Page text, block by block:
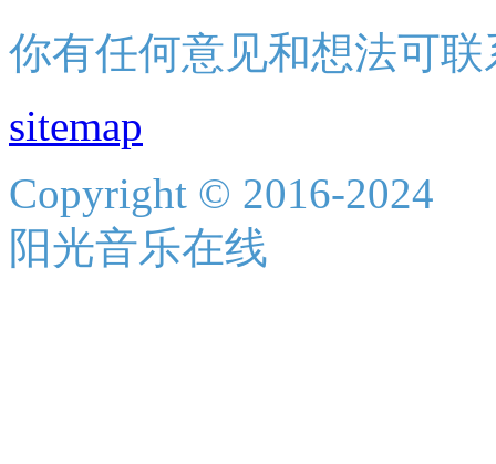
你有任何意见和想法可
sitemap
Copyright © 2016-2024
阳光音乐在线